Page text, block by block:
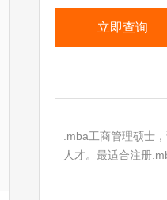
.mba工商管理硕士
人才。最适合注册